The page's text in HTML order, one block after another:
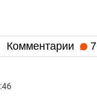
Комментарии 7